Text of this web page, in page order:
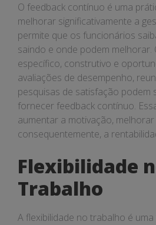
O feedback contínuo é uma
melhorar significativamente a
permite que os funcionários
saindo e onde podem melhorar.
específico, construtivo e
avaliações de desempenho,
pesquisas de satisfação podem
fornecer feedback contínuo.
aumentar a motivação,
consequentemente, a
Flexibilidade
Trabalho
A flexibilidade no trabalho é